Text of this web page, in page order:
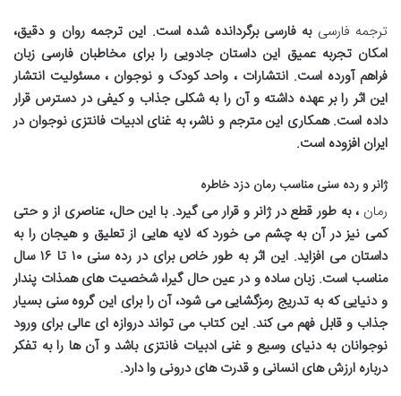
ترجمه فارسیبه فارسی برگردانده شده است. این ترجمه روان و دقیق،
امکان تجربه عمیق این داستان جادویی را برای مخاطبان فارسی زبان
فراهم آورده است. انتشارات ، واحد کودک و نوجوان، مسئولیت انتشار
این اثر را بر عهده داشته و آن را به شکلی جذاب و کیفی در دسترس قرار
داده است. همکاری این مترجم و ناشر، به غنای ادبیات فانتزی نوجوان در
ایران افزوده است.
ژانر و رده سنی مناسب رمان دزد خاطره
رمان ، به طور قطع در ژانروقرار می گیرد. با این حال، عناصری ازو حتی
کمی نیز در آن به چشم می خورد که لایه هایی از تعلیق و هیجان را به
داستان می افزاید. این اثر به طور خاص برای
در رده سنی ۱۰ تا ۱۶ سال
مناسب است. زبان ساده و در عین حال گیرا، شخصیت های همذات پندار
و دنیایی که به تدریج رمزگشایی می شود، آن را برای این گروه سنی بسیار
جذاب و قابل فهم می کند. این کتاب می تواند دروازه ای عالی برای ورود
نوجوانان به دنیای وسیع و غنی ادبیات فانتزی باشد و آن ها را به تفکر
درباره ارزش های انسانی و قدرت های درونی وا دارد.